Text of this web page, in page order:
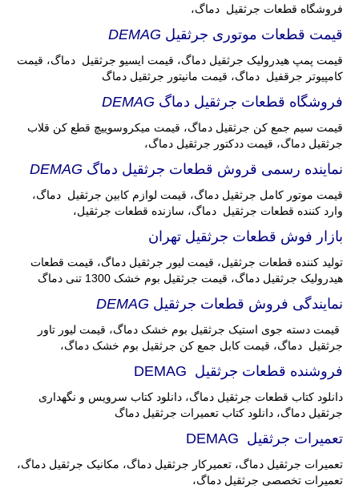
فروشگاه قطعات جرثقیل دماگ،
قیمت قطعات موتوری جرثقیل DEMAG
قیمت پمپ هیدرولیک جرثقیل دماگ، قیمت ایسیو جرثقیل دماگ، قیمت
کامپیوتر جرقفیل دماگ، قیمت مانیتور جرثقیل دماگ
فروشگاه قطعات جرثقیل دماگ DEMAG
قیمت سیم جمع کن جرثقیل دماگ، قیمت میکروسوییچ قطع کن قلاب
جرثقیل دماگ، قیمت ددکتور جرثقیل دماگ،
نماینده رسمی قروش قطعات جرثقیل دماگ DEMAG
قیمت موتور کامل جرثقیل دماگ، قیمت لوازم کابین جرثقیل دماگ،
وارد کننده قطعات جرثقیل دماگ، سازنده قطعات جرثقیل،
بازار فوش قطعات جرثقیل تهران
تولید کننده قطعات جرثقیل، قیمت لیور جرثقیل دماگ، قیمت قطعات
هیدرولیک جرثقیل دماگ، قیمت جرثقیل بوم خشک 1300 تنی دماگ
نمایندگی فروش قطعات جرثقیل DEMAG
قیمت دسته جوی استیک جرثقیل بوم خشک دماگ، قیمت لیور تاور
جرثقیل دماگ، قیمت کابل جمع کن جرثقیل بوم خشک دماگ،
فروشنده قطعات جرثقیل DEMAG
دانلود کتاب قطعات جرثقیل دماگ، دانلود کتاب سرویس و نگهداری
جرثقیل دماگ، دانلود کتاب تعمیرات جرثقیل دماگ
تعمیرات جرثقیل DEMAG
تعمیرات جرثقیل دماگ، تعمیرکار جرثقیل دماگ، مکانیک جرثقیل دماگ،
تعمیرات تخصصی جرثقیل دماگ،